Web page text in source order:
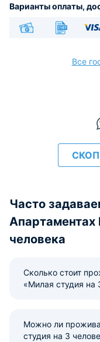
Варианты оплаты,
Все
Часто
Апартаментах
человека
Сколько стоит
«Милая студия на
Можно ли
студия на 3